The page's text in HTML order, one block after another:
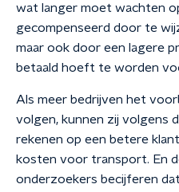
wat langer moet wachten
gecompenseerd door te
maar ook door een lagere
betaald hoeft te worden
Als meer bedrijven het
volgen, kunnen zij volgens
rekenen op een betere
kosten voor transport. En
onderzoekers becijferen